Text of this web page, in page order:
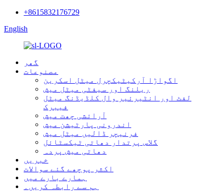
+8615832176729
English
گھر
مصنوعات
اگواڑا آرکیٹیکچرل میٹل اسکرین
ریلنگ اور سیفٹی میٹل میش
لفٹ اور انٹیرئیر وال کلڈیڈنگ میٹل
فیبرک
آرائشی چھت میش
اندرونی پارٹیشن میش
فرنیچر ڈالیں میٹل میش
گلاس پرتدار دھاتی ٹیکسٹائل
دھاتی میش پردہ
خبریں
اکثر پوچھے گئے سوالات
ہمارے بارے میں
ہم سے رابطہ کریں۔